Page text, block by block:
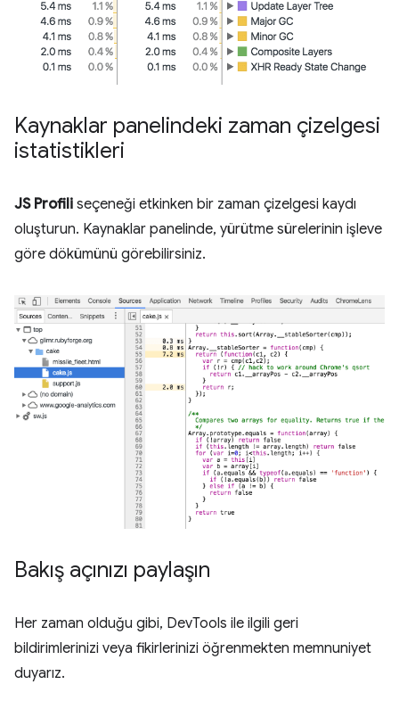
Kaynaklar panelindeki zaman çizelgesi
istatistikleri
JS Profili seçeneği etkinken bir zaman çizelgesi kaydı
oluşturun. Kaynaklar panelinde, yürütme sürelerinin işleve
göre dökümünü görebilirsiniz.
Bakış açınızı paylaşın
Her zaman olduğu gibi, DevTools ile ilgili geri
bildirimlerinizi veya fikirlerinizi öğrenmekten memnuniyet
duyarız.